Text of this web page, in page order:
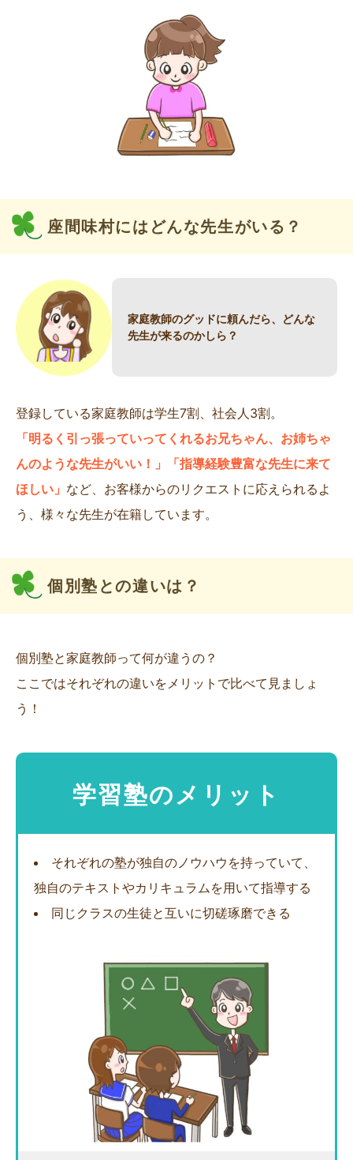
座間味村にはどんな先生がいる？
家庭教師のグッドに頼んだら、どんな
先生が来るのかしら？
登録している家庭教師は学生7割、社会人3割。
「明るく引っ張っていってくれるお兄ちゃん、お姉ちゃ
んのような先生がいい！」「指導経験豊富な先生に来て
ほしい」 など、お客様からのリクエストに応えられるよ
う、様々な先生が在籍しています。
個別塾との違いは？
個別塾と家庭教師って何が違うの？
ここではそれぞれの違いをメリットで比べて見ましょ
う！
学習塾のメリット
それぞれの塾が独自のノウハウを持っていて、
独自のテキストやカリキュラムを用いて指導する
同じクラスの生徒と互いに切磋琢磨できる